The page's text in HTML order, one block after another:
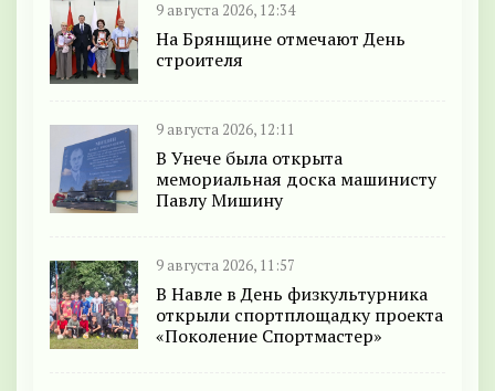
9 августа 2026, 12:34
На Брянщине отмечают День
строителя
9 августа 2026, 12:11
В Унече была открыта
мемориальная доска машинисту
Павлу Мишину
9 августа 2026, 11:57
В Навле в День физкультурника
открыли спортплощадку проекта
«Поколение Спортмастер»